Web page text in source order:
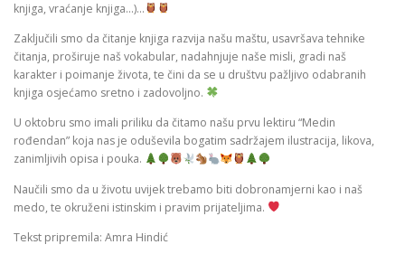
knjiga, vraćanje knjiga…)…
Zaključili smo da čitanje knjiga razvija našu maštu, usavršava tehnike
čitanja, proširuje naš vokabular, nadahnjuje naše misli, gradi naš
karakter i poimanje života, te čini da se u društvu pažljivo odabranih
knjiga osjećamo sretno i zadovoljno.
U oktobru smo imali priliku da čitamo našu prvu lektiru “Medin
rođendan” koja nas je oduševila bogatim sadržajem ilustracija, likova,
zanimljivih opisa i pouka.
Naučili smo da u životu uvijek trebamo biti dobronamjerni kao i naš
medo, te okruženi istinskim i pravim prijateljima.
Tekst pripremila: Amra Hindić